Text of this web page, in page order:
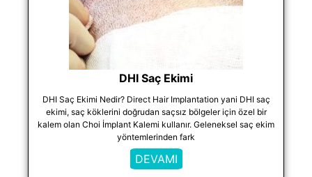
DHI Saç Ekimi
DHI Saç Ekimi Nedir? Direct Hair Implantation yani DHI saç
ekimi, saç köklerini doğrudan saçsız bölgeler için özel bir
kalem olan Choi İmplant Kalemi kullanır. Geleneksel saç ekim
yöntemlerinden fark
DEVAMI